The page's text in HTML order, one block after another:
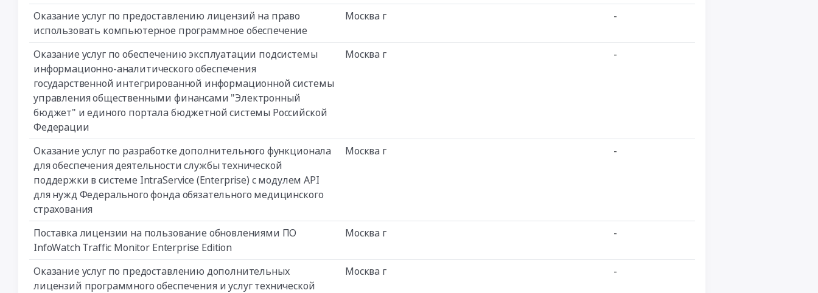
Оказание услуг по предоставлению лицензий на право
использовать компьютерное программное обеспечение
Москва г -
Оказание услуг по обеспечению эксплуатации подсистемы
информационно-аналитического обеспечения
государственной интегрированной информационной системы
управления общественными финансами "Электронный
бюджет" и единого портала бюджетной системы Российской
Федерации
Москва г -
Оказание услуг по разработке дополнительного функционала
для обеспечения деятельности службы технической
поддержки в системе IntraService (Enterprise) с модулем API
для нужд Федерального фонда обязательного медицинского
страхования
Москва г -
Поставка лицензии на пользование обновлениями ПО
InfoWatch Traffic Monitor Enterprise Edition
Москва г -
Оказание услуг по предоставлению дополнительных
лицензий программного обеспечения и услуг технической
Москва г -